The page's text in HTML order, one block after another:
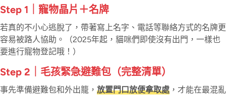
Step 1｜寵物晶片＋名牌
若真的不小心逃脫了，帶著寫上名字、電話等聯絡方式的名牌更
容易被路人協助。（2025年起，貓咪們即使沒有出門，一樣也
要進行寵物登記哦！）
Step 2｜毛孩緊急避難包（完整清單）
事先準備避難包和外出籠， 放置門口放便拿取處 ，才能在最混亂